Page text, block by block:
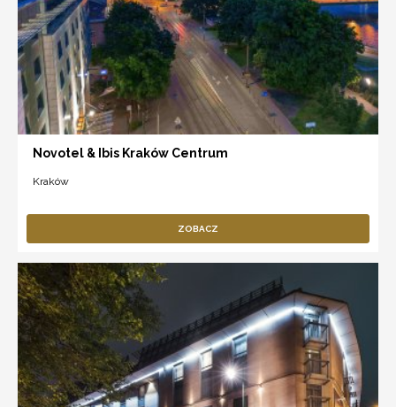
Novotel & Ibis Kraków Centrum
Kraków
ZOBACZ